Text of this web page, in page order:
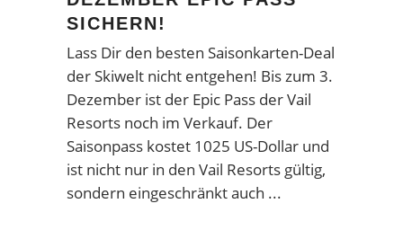
SICHERN!
Lass Dir den besten Saisonkarten-Deal
der Skiwelt nicht entgehen! Bis zum 3.
Dezember ist der Epic Pass der Vail
Resorts noch im Verkauf. Der
Saisonpass kostet 1025 US-Dollar und
ist nicht nur in den Vail Resorts gültig,
sondern eingeschränkt auch